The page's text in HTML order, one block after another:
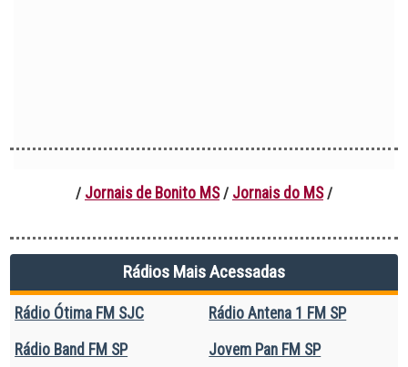
/ Jornais de Bonito MS/ Jornais do MS/
Rádios Mais Acessadas
Rádio Ótima FM SJC
Rádio Antena 1 FM SP
Rádio Band FM SP
Jovem Pan FM SP